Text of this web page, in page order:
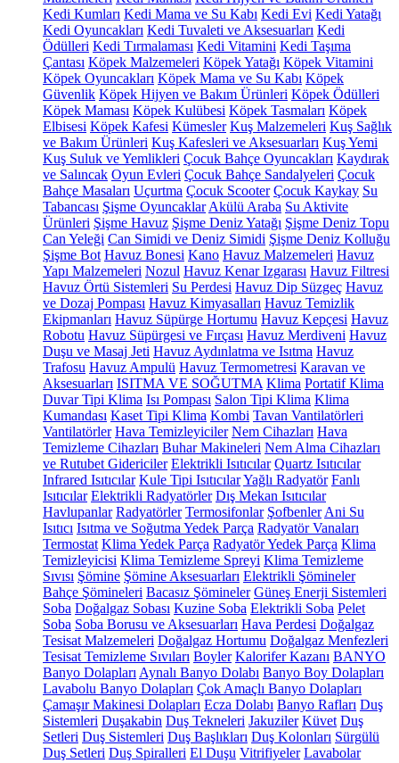
Kedi Kumları Kedi Mama ve Su Kabı Kedi Evi Kedi Yatağı
Kedi Oyuncakları Kedi Tuvaleti ve Aksesuarları Kedi
Ödülleri Kedi Tırmalaması Kedi Vitamini Kedi Taşıma
Çantası Köpek Malzemeleri Köpek Yatağı Köpek Vitamini
Köpek Oyuncakları Köpek Mama ve Su Kabı Köpek
Güvenlik Köpek Hijyen ve Bakım Ürünleri Köpek Ödülleri
Köpek Maması Köpek Kulübesi Köpek Tasmaları Köpek
Elbisesi Köpek Kafesi Kümesler Kuş Malzemeleri Kuş Sağlık
ve Bakım Ürünleri Kuş Kafesleri ve Aksesuarları Kuş Yemi
Kuş Suluk ve Yemlikleri Çocuk Bahçe Oyuncakları Kaydırak
ve Salıncak Oyun Evleri Çocuk Bahçe Sandalyeleri Çocuk
Bahçe Masaları Uçurtma Çocuk Scooter Çocuk Kaykay Su
Tabancası Şişme Oyuncaklar Akülü Araba Su Aktivite
Ürünleri Şişme Havuz Şişme Deniz Yatağı Şişme Deniz Topu
Can Yeleği Can Simidi ve Deniz Simidi Şişme Deniz Kolluğu
Şişme Bot Havuz Bonesi Kano Havuz Malzemeleri Havuz
Yapı Malzemeleri Nozul Havuz Kenar Izgarası Havuz Filtresi
Havuz Örtü Sistemleri Su Perdesi Havuz Dip Süzgeç Havuz
ve Dozaj Pompası Havuz Kimyasalları Havuz Temizlik
Ekipmanları Havuz Süpürge Hortumu Havuz Kepçesi Havuz
Robotu Havuz Süpürgesi ve Fırçası Havuz Merdiveni Havuz
Duşu ve Masaj Jeti Havuz Aydınlatma ve Isıtma Havuz
Trafosu Havuz Ampulü Havuz Termometresi Karavan ve
Aksesuarları ISITMA VE SOĞUTMA Klima Portatif Klima
Duvar Tipi Klima Isı Pompası Salon Tipi Klima Klima
Kumandası Kaset Tipi Klima Kombi Tavan Vantilatörleri
Vantilatörler Hava Temizleyiciler Nem Cihazları Hava
Temizleme Cihazları Buhar Makineleri Nem Alma Cihazları
ve Rutubet Gidericiler Elektrikli Isıtıcılar Quartz Isıtıcılar
Infrared Isıtıcılar Kule Tipi IsıtıcılarYağlı Radyatör Fanlı
Isıtıcılar Elektrikli Radyatörler Dış Mekan Isıtıcılar
Havlupanlar Radyatörler Termosifonlar Şofbenler Ani Su
Isıtıcı Isıtma ve Soğutma Yedek Parça Radyatör Vanaları
Termostat Klima Yedek Parça Radyatör Yedek Parça Klima
Temizleyicisi Klima Temizleme Spreyi Klima Temizleme
Sıvısı Şömine Şömine Aksesuarları Elektrikli Şömineler
Bahçe Şömineleri Bacasız Şömineler Güneş Enerji Sistemleri
Soba Doğalgaz Sobası Kuzine Soba Elektrikli Soba Pelet
Soba Soba Borusu ve Aksesuarları Hava Perdesi Doğalgaz
Tesisat Malzemeleri Doğalgaz Hortumu Doğalgaz Menfezleri
Tesisat Temizleme Sıvıları Boyler Kalorifer Kazanı BANYO
Banyo Dolapları Aynalı Banyo Dolabı Banyo Boy Dolapları
Lavabolu Banyo Dolapları Çok Amaçlı Banyo Dolapları
Çamaşır Makinesi Dolapları Ecza Dolabı Banyo Rafları Duş
Sistemleri Duşakabin Duş Tekneleri Jakuziler Küvet Duş
Setleri Duş Sistemleri Duş Başlıkları Duş Kolonları Sürgülü
Duş Setleri Duş Spiralleri El Duşu Vitrifiyeler Lavabolar